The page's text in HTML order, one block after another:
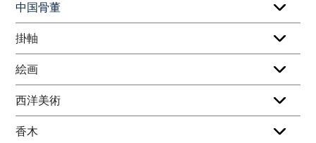
中国骨董
掛軸
絵画
西洋美術
香木